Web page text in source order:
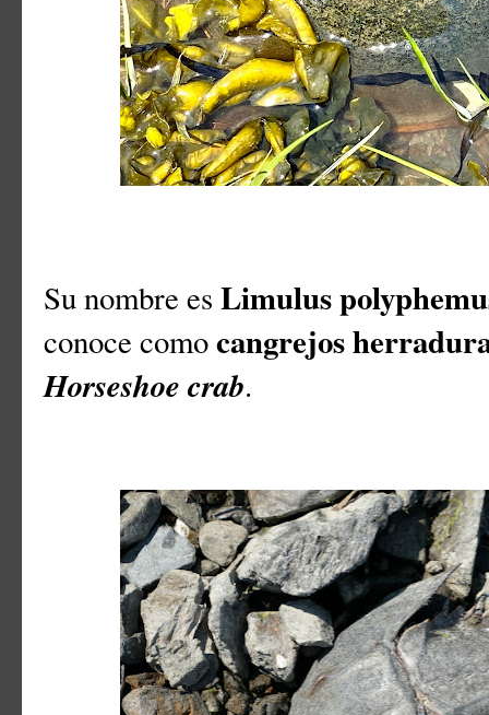
Su nombre es Limulus
conoce comocangrejos
Horseshoe crab.